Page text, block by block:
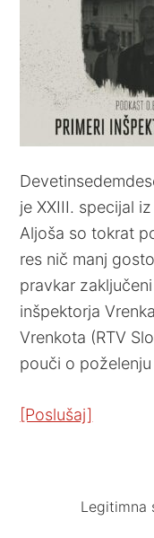
je XXIII. specijal
Aljoša so tokrat
res nič manj
pravkar
inšpektorja
Vrenkota (RTV
pouči o
[Poslušaj]
Legitimna